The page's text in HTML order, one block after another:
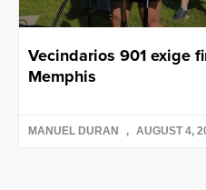
Vecindarios 901 exige
Memphis
MANUEL DURAN AUGUST 4,